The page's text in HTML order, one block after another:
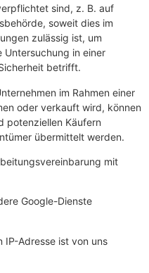
sind, z. B. auf
soweit dies im
zulässig ist, um
Untersuchung in einer
betrifft.
im Rahmen einer
oder verkauft wird, können
potenziellen Käufern
übermittelt werden.
mit
Google-Dienste
IP-Adresse ist von uns